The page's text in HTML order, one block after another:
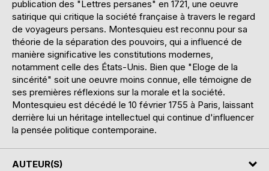
publication des "Lettres persanes" en 1721, une oeuvre
satirique qui critique la société française à travers le regard
de voyageurs persans. Montesquieu est reconnu pour sa
théorie de la séparation des pouvoirs, qui a influencé de
manière significative les constitutions modernes,
notamment celle des États-Unis. Bien que "Eloge de la
sincérité" soit une oeuvre moins connue, elle témoigne de
ses premières réflexions sur la morale et la société.
Montesquieu est décédé le 10 février 1755 à Paris, laissant
derrière lui un héritage intellectuel qui continue d'influencer
la pensée politique contemporaine.
AUTEUR(S)